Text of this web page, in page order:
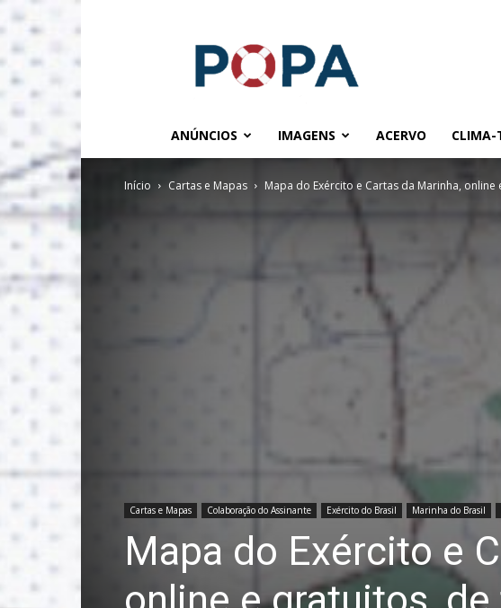
ANÚNCIOS IMAGENS ACERVO CLIMA-
Início Cartas e Mapas Mapa do Exército e Cartas da Marinha,
Cartas e Mapas Colaboração do Assinante Exército do Brasil Marinha do Brasil
Mapa do Exército e